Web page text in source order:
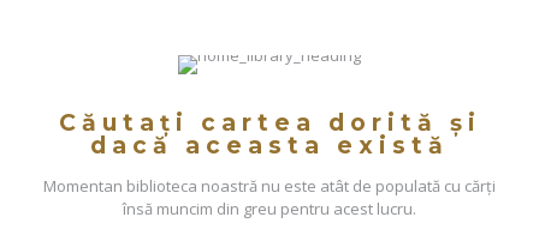
Căutați cartea dorită și
dacă aceasta există
Momentan biblioteca noastră nu este atât de populată cu cărți
însă muncim din greu pentru acest lucru.